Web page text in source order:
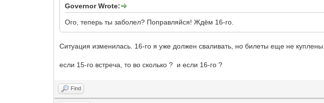
Governor Wrote:
Ого, теперь ты заболел? Поправляйся! Ждём 16-го.
Ситуация изменилась. 16-го я уже должен сваливать, но билеты еще не куплены..
если 15-го встреча, то во сколько ? и если 16-го ?
Find